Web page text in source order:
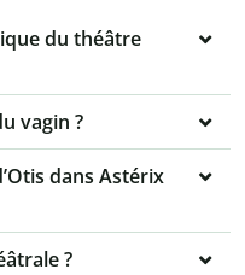
du théâtre
vagin ?
dans Astérix
?